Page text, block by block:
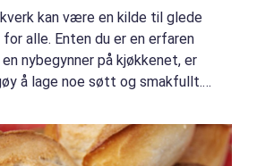
kan være en kilde til glede
alle. Enten du er en erfaren
nybegynner på kjøkkenet, er
å lage noe søtt og smakfullt. I
fantastiske ting å...